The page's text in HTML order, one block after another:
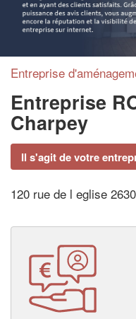
Entreprise
Entreprise
Charpey
Il s'agit de votre
120 rue de l eglise